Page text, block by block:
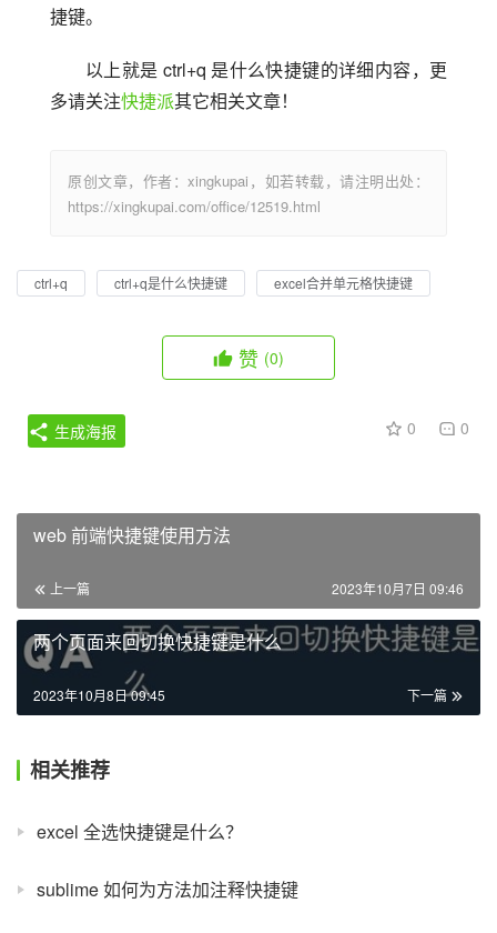
捷键。
以上就是 ctrl+q 是什么快捷键的详细内容，更
多请关注快捷派其它相关文章！
原创文章，作者：xingkupai，如若转载，请注明出处：
https://xingkupai.com/office/12519.html
ctrl+q ctrl+q是什么快捷键 excel合并单元格快捷键
赞 (0)
0 0
生成海报
web 前端快捷键使用方法
上一篇 2023年10月7日 09:46
两个页面来回切换快捷键是什么
下一篇
2023年10月8日 09:45
相关推荐
excel 全选快捷键是什么？
sublime 如何为方法加注释快捷键